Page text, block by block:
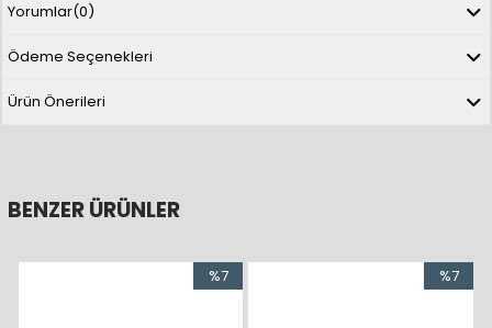
Yorumlar(0)
Ödeme Seçenekleri
Ürün Önerileri
BENZER ÜRÜNLER
%7
%7